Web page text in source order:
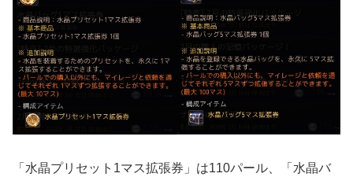
「水晶プリセット1マス拡張券」は110パール、「水晶バ